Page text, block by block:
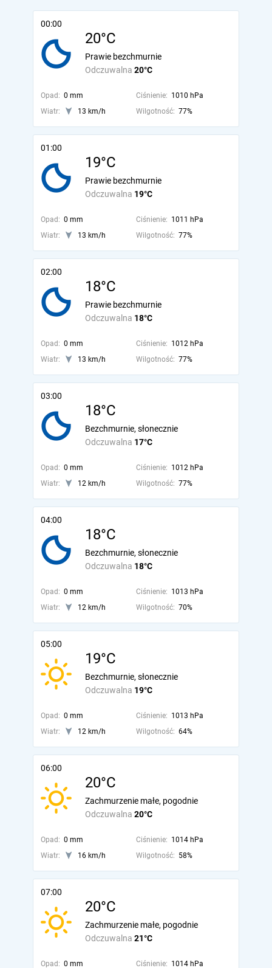
00:00
20°C
Odczuwalna 20°C
Prawie bezchmurnie
Opad: 0 mm Ciśnienie: 1010 hPa
Wiatr:
13 km/h Wilgotność: 77%
01:00
19°C
Odczuwalna 19°C
Prawie bezchmurnie
Opad: 0 mm Ciśnienie: 1011 hPa
Wiatr:
13 km/h Wilgotność: 77%
02:00
18°C
Odczuwalna 18°C
Prawie bezchmurnie
Opad: 0 mm Ciśnienie: 1012 hPa
Wiatr:
13 km/h Wilgotność: 77%
03:00
18°C
Odczuwalna 17°C
Bezchmurnie, słonecznie
Opad: 0 mm Ciśnienie: 1012 hPa
Wiatr:
12 km/h Wilgotność: 77%
04:00
18°C
Odczuwalna 18°C
Bezchmurnie, słonecznie
Opad: 0 mm Ciśnienie: 1013 hPa
Wiatr:
12 km/h Wilgotność: 70%
05:00
19°C
Odczuwalna 19°C
Bezchmurnie, słonecznie
Opad: 0 mm Ciśnienie: 1013 hPa
Wiatr:
12 km/h Wilgotność: 64%
06:00
20°C
Odczuwalna 20°C
Zachmurzenie małe, pogodnie
Opad: 0 mm Ciśnienie: 1014 hPa
Wiatr:
16 km/h Wilgotność: 58%
07:00
20°C
Odczuwalna 21°C
Zachmurzenie małe, pogodnie
Opad: 0 mm Ciśnienie: 1014 hPa